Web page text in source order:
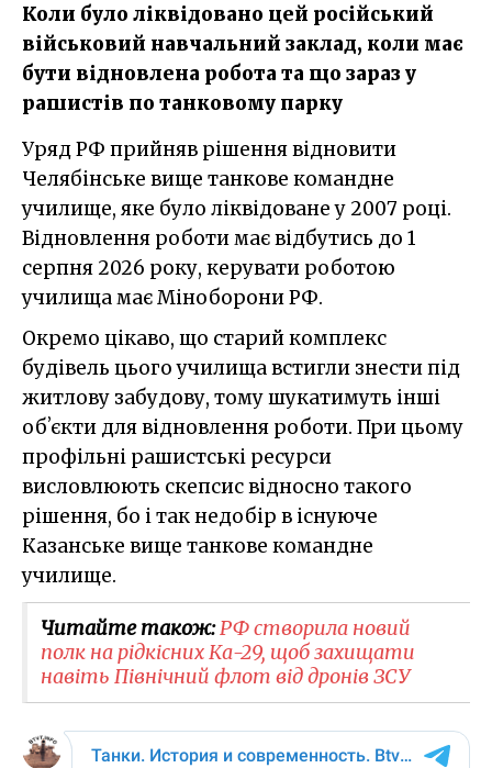
Коли було ліквідовано цей російський
військовий навчальний заклад, коли має
бути відновлена робота та що зараз у
рашистів по танковому парку
Уряд РФ прийняв рішення відновити
Челябінське вище танкове командне
училище, яке було ліквідоване у 2007 році.
Відновлення роботи має відбутись до 1
серпня 2026 року, керувати роботою
училища має Міноборони РФ.
Окремо цікаво, що старий комплекс
будівель цього училища встигли знести під
житлову забудову, тому шукатимуть інші
обʼєкти для відновлення роботи. При цьому
профільні рашистські ресурси
висловлюють скепсис відносно такого
рішення, бо і так недобір в існуюче
Казанське вище танкове командне
училище.
Читайте також:РФ створила новий
полк на рідкісних Ка-29, щоб захищати
навіть Північний флот від дронів ЗСУ